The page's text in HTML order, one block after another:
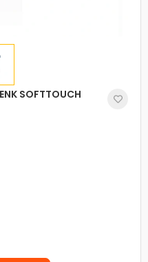
SOFTTOUCH